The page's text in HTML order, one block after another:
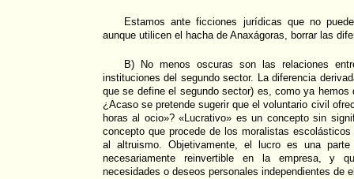
Estamos ante ficciones jurídicas que no
aunque utilicen el hacha de Anaxágoras, borrar las
B) No menos oscuras son las relaciones
instituciones del segundo sector. La diferencia
que se define el segundo sector) es, como ya hemos
¿Acaso se pretende sugerir que el voluntario civil
horas al ocio»? «Lucrativo» es un concepto sin
concepto que procede de los moralistas
al altruismo. Objetivamente, el lucro es una
necesariamente reinvertible en la empresa, y
necesidades o deseos personales independientes de